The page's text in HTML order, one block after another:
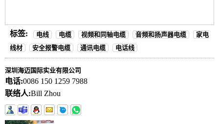
标签: 电线 电缆 视频和同轴电缆 音频和扬声器电缆
家电
线材
安全报警电缆 通讯电缆 电话线
深圳海迈国际实业有限公司
电话:0086 150 1259 7988
联络人:Bill Zhou